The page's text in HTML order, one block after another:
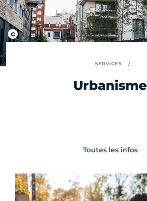
SERVICES
Urbanisme
Toutes les infos